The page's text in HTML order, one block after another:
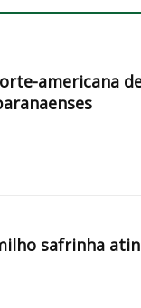
americana
safrinha